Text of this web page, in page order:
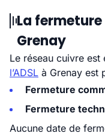
La fermeture
Grenay
Le réseau cuivre
l’ADSL à Grenay est
Fermeture
Fermeture
Aucune date de